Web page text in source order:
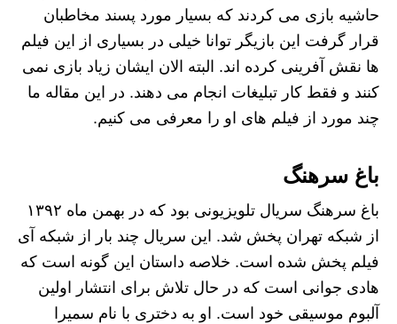
حاشیه بازی می کردند که بسیار مورد پسند مخاطبان
قرار گرفت این بازیگر توانا خیلی در بسیاری از این فیلم
ها نقش آفرینی کرده اند. البته الان ایشان زیاد بازی نمی
کنند و فقط کار تبلیغات انجام می دهند. در این مقاله ما
چند مورد از فیلم های او را معرفی می کنیم.
باغ سرهنگ
باغ سرهنگ سریال تلویزیونی بود که در بهمن ماه ۱۳۹۲
از شبکه تهران پخش شد. این سریال چند بار از شبکه آی‌
فیلم پخش شده ‌است. خلاصه داستان این گونه است که
هادی جوانی است که در حال تلاش برای انتشار اولین
آلبوم موسیقی خود است. او به دختری با نام سمیرا